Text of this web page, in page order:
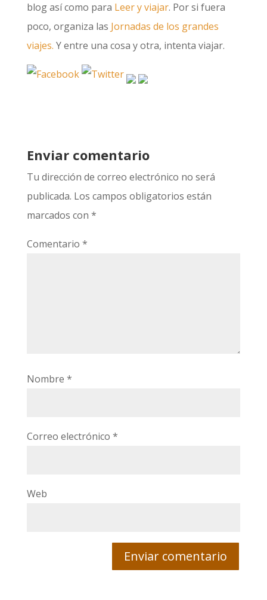
blog así como para Leer y viajar. Por si fuera
poco, organiza las Jornadas de los grandes
viajes. Y entre una cosa y otra, intenta viajar.
Enviar comentario
Tu dirección de correo electrónico no será
publicada. Los campos obligatorios están
marcados con *
Comentario *
Nombre *
Correo electrónico *
Web